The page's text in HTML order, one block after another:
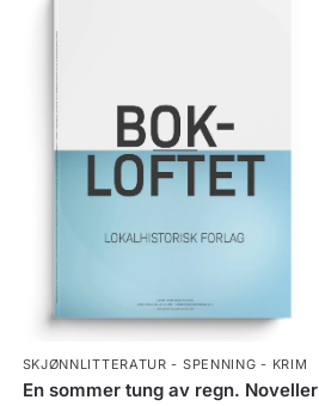
SKJØNNLITTERATUR - SPENNING - KRIM
En sommer tung av regn. Noveller